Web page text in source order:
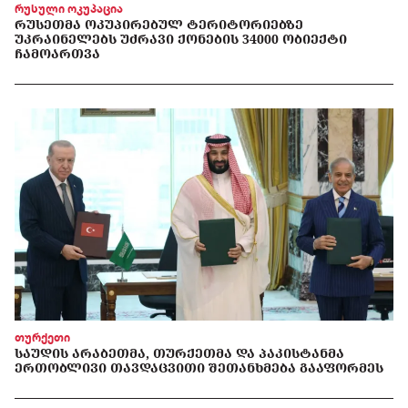
რუსული ოკუპაცია
ᲠᲣᲡᲔᲗᲛᲐ ᲝᲙᲣᲞᲘᲠᲔᲑᲣᲚ ᲢᲔᲠᲘᲢᲝᲠᲘᲔᲑᲖᲔ
ᲣᲙᲠᲐᲘᲜᲔᲚᲔᲑᲡ ᲣᲫᲠᲐᲕᲘ ᲥᲝᲜᲔᲑᲘᲡ 34000 ᲝᲑᲘᲔᲥᲢᲘ
ᲩᲐᲛᲝᲐᲠᲗᲕᲐ
თურქეთი
ᲡᲐᲣᲓᲘᲡ ᲐᲠᲐᲑᲔᲗᲛᲐ, ᲗᲣᲠᲥᲔᲗᲛᲐ ᲓᲐ ᲞᲐᲙᲘᲡᲢᲐᲜᲛᲐ
ᲔᲠᲗᲝᲑᲚᲘᲕᲘ ᲗᲐᲕᲓᲐᲪᲕᲘᲗᲘ ᲨᲔᲗᲐᲜᲮᲛᲔᲑᲐ ᲒᲐᲐᲤᲝᲠᲛᲔᲡ